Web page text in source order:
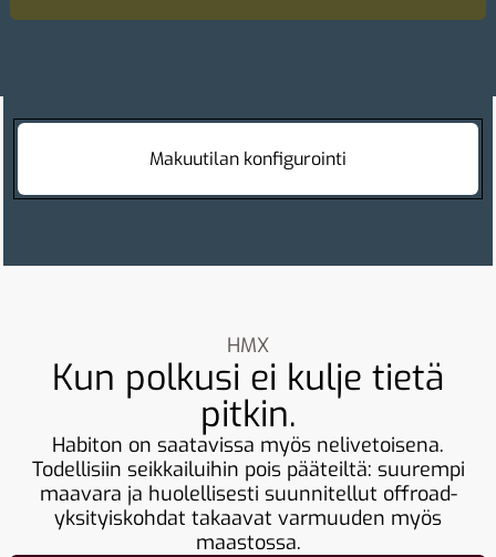
Makuutilan konfigurointi
HMX
Kun polkusi ei kulje tietä
pitkin.
Habiton on saatavissa myös nelivetoisena.
Todellisiin seikkailuihin pois pääteiltä: suurempi
maavara ja huolellisesti suunnitellut offroad-
yksityiskohdat takaavat varmuuden myös
maastossa.